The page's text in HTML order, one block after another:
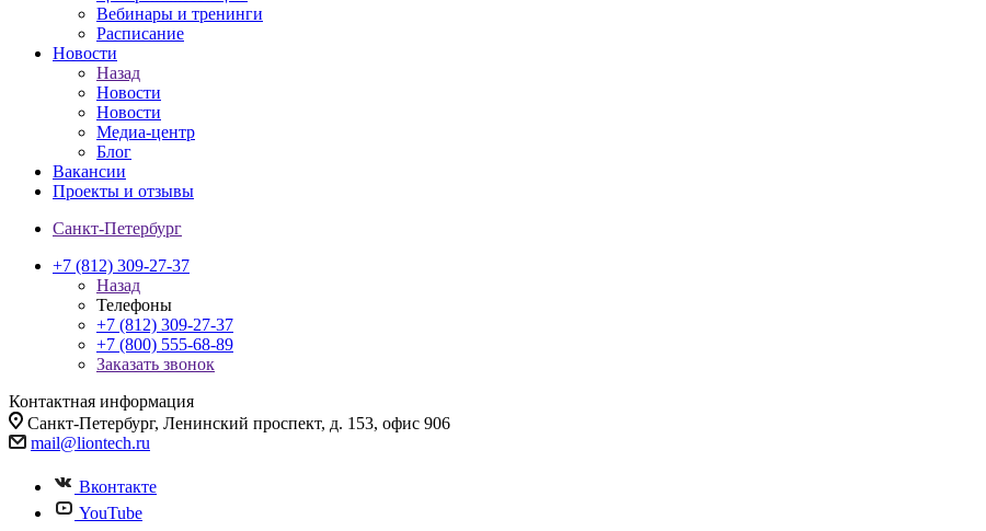
Вебинары и тренинги
Расписание
Новости
Назад
Новости
Новости
Медиа-центр
Блог
Вакансии
Проекты и отзывы
Санкт-Петербург
+7 (812) 309-27-37
Назад
Телефоны
+7 (812) 309-27-37
+7 (800) 555-68-89
Заказать звонок
Контактная информация
Санкт-Петербург, Ленинский проспект, д. 153, офис 906
mail@liontech.ru
Вконтакте
YouTube